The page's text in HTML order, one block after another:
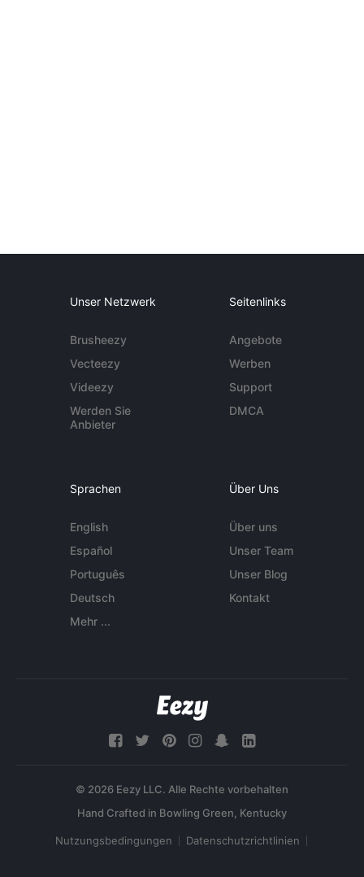
Unser Netzwerk
Brusheezy
Vecteezy
Videezy
Werden Sie
Anbieter
Seitenlinks
Angebote
Werben
Support
DMCA
Sprachen
English
Español
Português
Deutsch
Mehr ...
Über Uns
Über uns
Unser Team
Unser Blog
Kontakt
© 2026 Eezy LLC. Alle Rechte vorbehalten
Nutzungsbedingungen Datenschutzrichtlinien